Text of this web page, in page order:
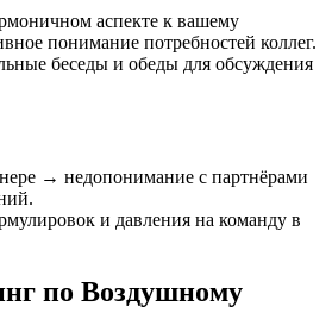
аспекте к вашему
понимание потребностей коллег.
беседы и обеды для обсуждения
→ недопонимание с партнёрами
и давления на команду в
по Воздушному